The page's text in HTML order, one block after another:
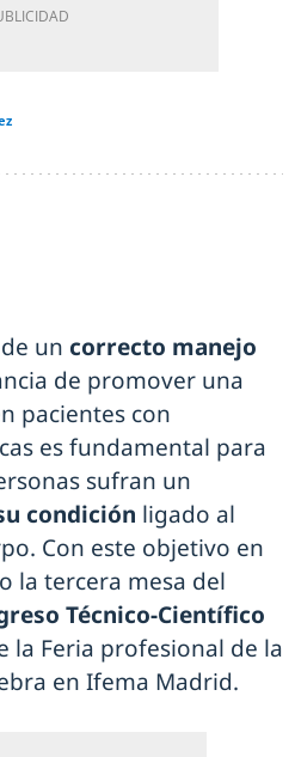
un correcto manejo
de promover una
pacientes con
es fundamental para
sufran un
condición ligado al
Con este objetivo en
la tercera mesa del
Técnico-Científico
la Feria profesional de la
en Ifema Madrid.